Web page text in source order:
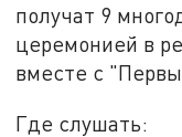
получат 9
церемонией в
вместе с
Где слушать: